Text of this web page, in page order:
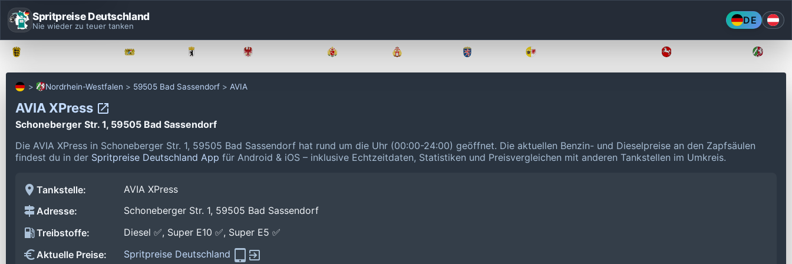
Spritpreise Deutschland
Nie wieder zu teuer tanken DE
Nordrhein-Westfalen 59505 Bad Sassendorf AVIA
AVIA XPress
Schoneberger Str. 1, 59505 Bad Sassendorf
Die AVIA XPress in Schoneberger Str. 1, 59505 Bad Sassendorf hat rund um die Uhr (00:00-24:00) geöffnet. Die aktuellen Benzin- und Dieselpreise an den Zapfsäulen
findest du in der Spritpreise Deutschland App für Android & iOS – inklusive Echtzeitdaten, Statistiken und Preisvergleichen mit anderen Tankstellen im Umkreis.
Tankstelle:
AVIA XPress
Adresse:
Schoneberger Str. 1, 59505 Bad Sassendorf
Treibstoffe:
Diesel ✅, Super E10 ✅, Super E5 ✅
Aktuelle Preise:
Spritpreise Deutschland